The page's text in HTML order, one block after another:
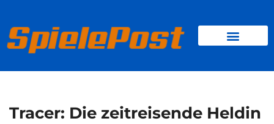
springen
Tracer: Die zeitreisende Heldin